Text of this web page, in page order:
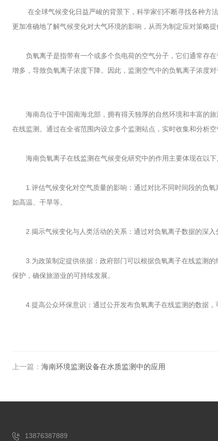
在全球气候变化日益严峻的背景下，科学家们不断寻找各种方
更加准确地了解气候变化对大气环境的影响，从而为制定应对策略
负氧离子是指带有一个或多个负电荷的空气分子，它们通常存在
增多，导致负氧离子浓度下降。因此，监测空气中的负氧离子浓度
海南岛位于中国南海北部，拥有得天独厚的自然环境和丰富的旅
在线监测。通过在全省范围内设立多个监测站点，实时收集和分析
海南负氧离子在线监测在气候变化研究中的作用主要体现在以下
1.评估气候变化对空气质量的影响：通过对比不同时间段的负氧
如高温、干旱等。
2.揭示气候变化与人类活动的关系：通过对负氧离子数据的深入
3.为政策制定提供依据：政府部门可以根据负氧离子在线监测的
保护，确保旅游业的可持续发展。
4.提高公众环保意识：通过公开发布负氧离子在线监测的数据，
上一篇： 海南环境监测设备在水质监测中的应用
13876387889